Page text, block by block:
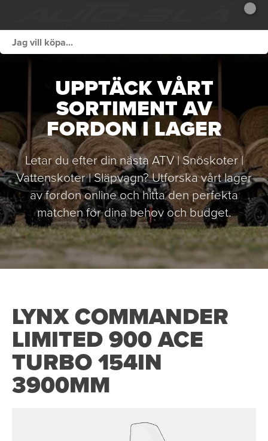
UPPTÄCK VÅRT
SORTIMENT AV
FORDON I LAGER
Letar du efter din nästa ATV | Snöskoter |
Vattenskoter | Släpvagn? Utforska vårt lager
av fordon online och hitta den perfekta
matchen för dina behov och budget.
LYNX COMMANDER
LIMITED 900 ACE
TURBO 154IN
3900MM